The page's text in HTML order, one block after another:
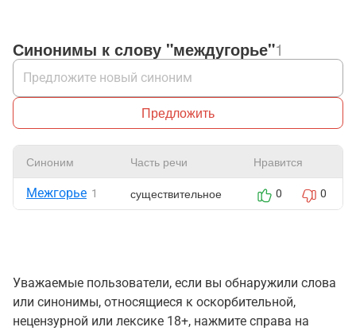
Синонимы к слову "междугорье"1
Предложить
Синоним Часть речи Нравится
Межгорье 1 существительное 0 0
Уважаемые пользователи, если вы обнаружили слова
или синонимы, относящиеся к оскорбительной,
нецензурной или лексике 18+, нажмите справа на